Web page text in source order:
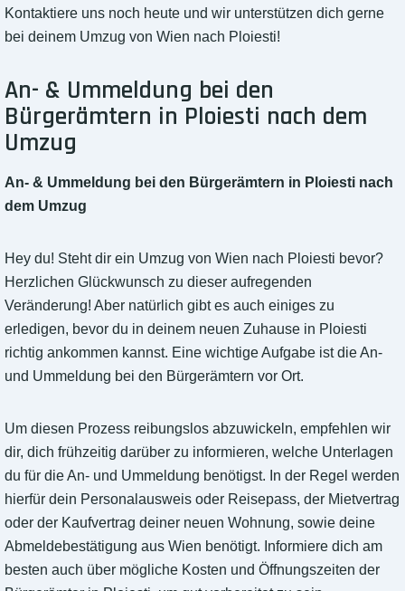
Kontaktiere uns noch heute und wir unterstützen dich gerne
bei deinem Umzug von Wien nach Ploiesti!
An- & Ummeldung bei den
Bürgerämtern in Ploiesti nach dem
Umzug
An- & Ummeldung bei den Bürgerämtern in Ploiesti nach
dem Umzug
Hey du! Steht dir ein Umzug von Wien nach Ploiesti bevor?
Herzlichen Glückwunsch zu dieser aufregenden
Veränderung! Aber natürlich gibt es auch einiges zu
erledigen, bevor du in deinem neuen Zuhause in Ploiesti
richtig ankommen kannst. Eine wichtige Aufgabe ist die An-
und Ummeldung bei den Bürgerämtern vor Ort.
Um diesen Prozess reibungslos abzuwickeln, empfehlen wir
dir, dich frühzeitig darüber zu informieren, welche Unterlagen
du für die An- und Ummeldung benötigst. In der Regel werden
hierfür dein Personalausweis oder Reisepass, der Mietvertrag
oder der Kaufvertrag deiner neuen Wohnung, sowie deine
Abmeldebestätigung aus Wien benötigt. Informiere dich am
besten auch über mögliche Kosten und Öffnungszeiten der